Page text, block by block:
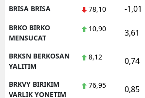
BRISA BRISA 78,10 -1,01
BRKO BIRKO
MENSUCAT
10,90 3,61
BRKSN BERKOSAN
YALITIM
8,12 0,74
BRKVY BIRIKIM
VARLIK YONETIM
76,95 0,85